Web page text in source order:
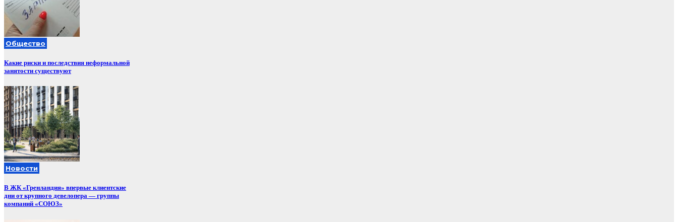
Общество
Какие риски и последствия неформальной
занятости существуют
Новости
В ЖК «Гренландия» впервые клиентские
дни от крупного девелопера — группы
компаний «СОЮЗ»